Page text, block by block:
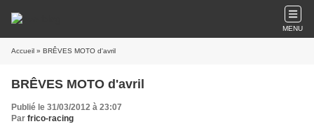
MENU
Accueil » BRÊVES MOTO d'avril
BRÊVES MOTO d'avril
Publié le 31/03/2012 à 23:07
Par frico-racing